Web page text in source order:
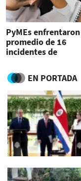
PyMEs
promedio de 16
incidentes de
EN PORTADA